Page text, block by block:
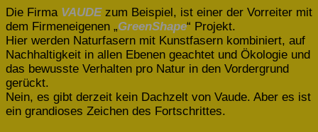
Die Firma VAUDE zum Beispiel, ist einer der Vorreiter mit
dem Firmeneigenen „GreenShape“ Projekt.
Hier werden Naturfasern mit Kunstfasern kombiniert, auf
Nachhaltigkeit in allen Ebenen geachtet und Ökologie und
das bewusste Verhalten pro Natur in den Vordergrund
gerückt.
Nein, es gibt derzeit kein Dachzelt von Vaude. Aber es ist
ein grandioses Zeichen des Fortschrittes.